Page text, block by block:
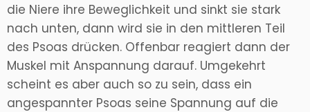
die Niere ihre Beweglichkeit und sinkt sie stark
nach unten, dann wird sie in den mittleren Teil
des Psoas drücken. Offenbar reagiert dann der
Muskel mit Anspannung darauf. Umgekehrt
scheint es aber auch so zu sein, dass ein
angespannter Psoas seine Spannung auf die